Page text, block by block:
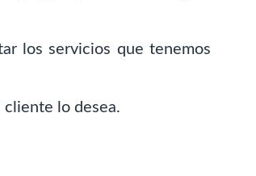
los servicios que tenemos
cliente lo desea.